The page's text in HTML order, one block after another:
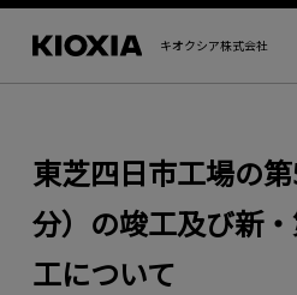
キオクシア株式会社
東芝四日市工場の
分）の竣工及び新
工について